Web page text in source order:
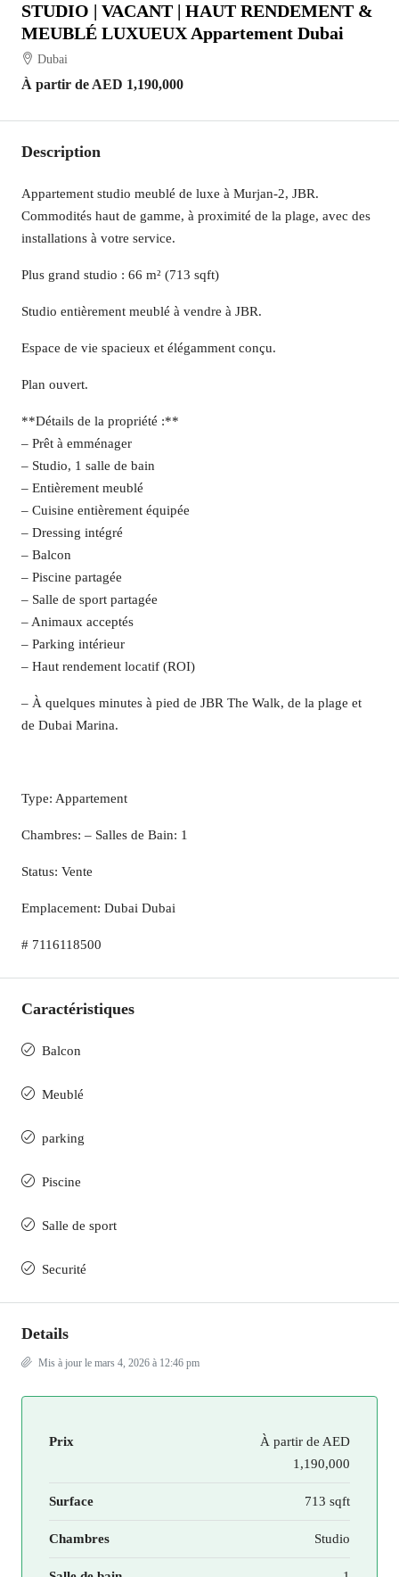
STUDIO | VACANT | HAUT RENDEMENT &
MEUBLÉ LUXUEUX Appartement Dubai
Dubai
À partir de AED 1,190,000
Description
Appartement studio meublé de luxe à Murjan-2, JBR.
Commodités haut de gamme, à proximité de la plage, avec des
installations à votre service.
Plus grand studio : 66 m² (713 sqft)
Studio entièrement meublé à vendre à JBR.
Espace de vie spacieux et élégamment conçu.
Plan ouvert.
**Détails de la propriété :**
– Prêt à emménager
– Studio, 1 salle de bain
– Entièrement meublé
– Cuisine entièrement équipée
– Dressing intégré
– Balcon
– Piscine partagée
– Salle de sport partagée
– Animaux acceptés
– Parking intérieur
– Haut rendement locatif (ROI)
– À quelques minutes à pied de JBR The Walk, de la plage et
de Dubai Marina.
Type: Appartement
Chambres: – Salles de Bain: 1
Status: Vente
Emplacement: Dubai Dubai
# 7116118500
Caractéristiques
Balcon
Meublé
parking
Piscine
Salle de sport
Securité
Details
Mis à jour le mars 4, 2026 à 12:46 pm
Prix À partir de AED
1,190,000
Surface 713 sqft
Chambres Studio